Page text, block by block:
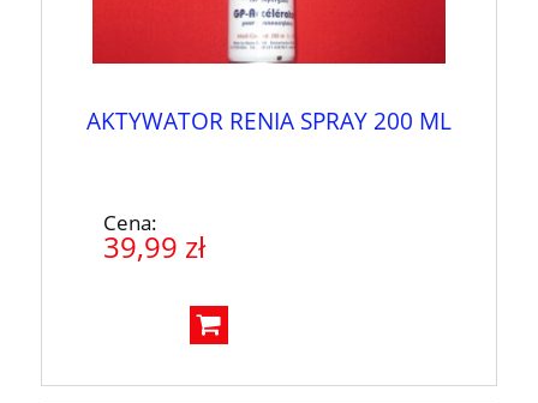
AKTYWATOR RENIA SPRAY 200 ML
Cena:
39,99 zł